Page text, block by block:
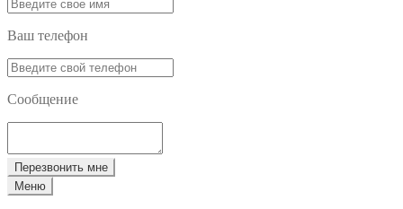
Ваш телефон
Сообщение
Перезвонить мне
Меню